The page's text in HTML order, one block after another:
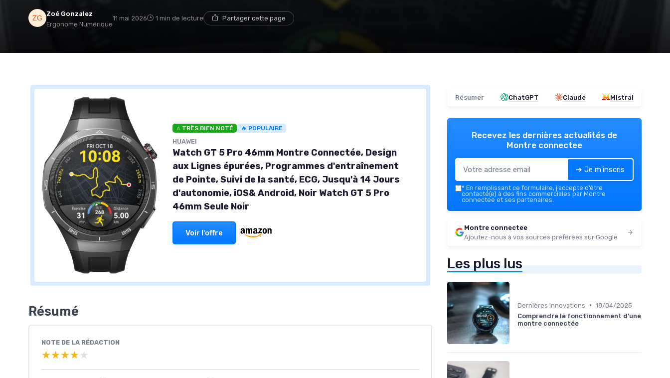
Zoé Gonzalez
Ergonome Numérique
11 mai 2026 1 min de lecture Partager cette page
⭐ TRÈS BIEN NOTÉ 🔥 POPULAIRE
HUAWEI
Watch GT 5 Pro 46mm Montre Connectée, Design
aux Lignes épurées, Programmes d'entraînement
de Pointe, Suivi de la santé, ECG, Jusqu'à 14 Jours
d'autonomie, iOS& Android, Noir Watch GT 5 Pro
46mm Seule Noir
Voir l'offre
Résumé
NOTE DE LA RÉDACTION
★★★★★
★★★★★
Résumer ChatGPT Claude Mistral
Recevez les dernières actualités de
Montre connectee
➔ Je m'inscris
* En remplissant ce formulaire, j’accepte d’être
contacté(e) à des fins commerciales par Montre
connectee et ses partenaires.
Montre connectee
Ajoutez-nous à vos sources préférées sur Google
Les plus lus
Dernières Innovations • 18/04/2025
Comprendre le fonctionnement d'une
montre connectée